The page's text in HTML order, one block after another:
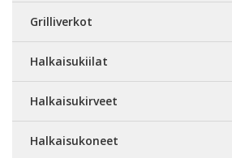
Grilliverkot
Halkaisukiilat
Halkaisukirveet
Halkaisukoneet